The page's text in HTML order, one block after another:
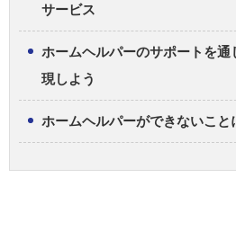
サービス
ホームヘルパーのサポートを
現しよう
ホームヘルパーができないこと